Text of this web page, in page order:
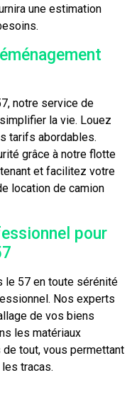
une estimation
notre service de
la vie. Louez
tarifs abordables.
grâce à notre flotte
et facilitez votre
location de camion
pour
le 57 en toute sérénité
Nos experts
de vos biens
les matériaux
tout, vous permettant
tracas.